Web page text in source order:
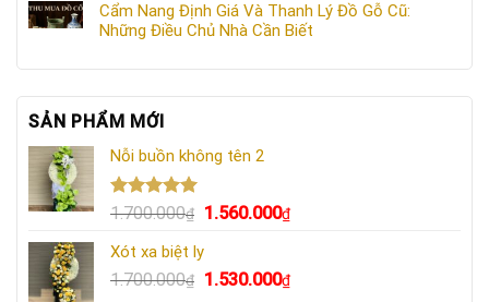
Cẩm Nang Định Giá Và Thanh Lý Đồ Gỗ Cũ:
Những Điều Chủ Nhà Cần Biết
SẢN PHẨM MỚI
Nỗi buồn không tên 2
Được xếp
5 sao
1.700.000₫
Giá
là:
1.700.000₫.
1.560.000₫Giá
là:
Xót xa biệt ly
1.700.000₫
Giá
1.530.000₫Giá